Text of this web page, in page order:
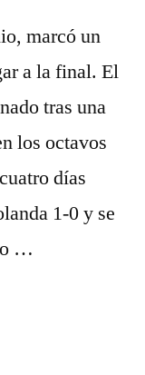
marcó un
a la final. El
tras una
los octavos
días
1-0 y se
…